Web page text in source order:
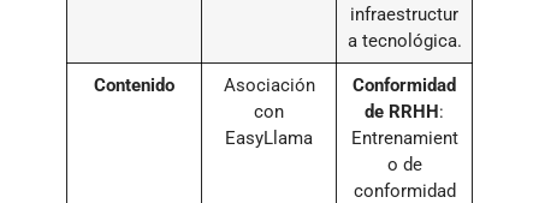
infraestructur
a tecnológica.
Contenido
Asociación
con
EasyLlama
Conformidad
de RRHH:
Entrenamient
o de
conformidad